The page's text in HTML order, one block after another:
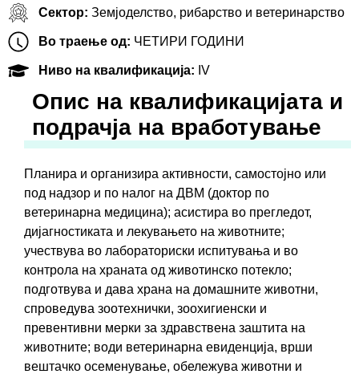
Сектор: Земјоделство, рибарство и ветеринарство
Во траење од: ЧЕТИРИ ГОДИНИ
Ниво на квалификација: IV
Oпис на квалификацијата и
подрачја на вработување
Планира и организира активности, самостојно или
под надзор и по налог на ДВМ (доктор по
ветеринарна медицина); асистира во прегледот,
дијагностиката и лекувањето на животните;
учествува во лабораториски испитувања и во
контрола на храната од животинско потекло;
подготвува и дава храна на домашните животни,
спроведува зоотехнички, зоохигиенски и
превентивни мерки за здравствена заштита на
животните; води ветеринарна евиденција, врши
вештачко осеменување, обележува животни и